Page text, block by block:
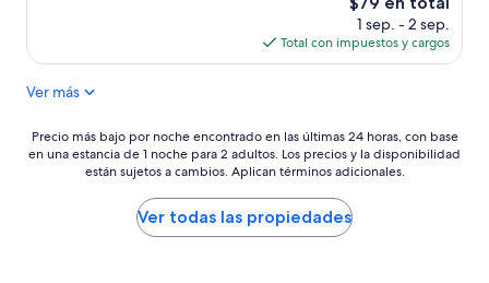
l
p
o
p
precio
actual
es
1 sep. - 2 sep.
Total con impuestos y cargos
Ver más
Precio
más
Precio más bajo por noche encontrado en las últimas 24 horas, con base
en una estancia de 1 noche para 2 adultos. Los precios y la disponibilidad
están sujetos a cambios. Aplican términos adicionales.
Ver todas las propiedades